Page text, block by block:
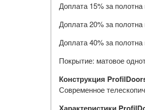
Доплата 15% за
Доплата 20% за
Доплата 40% за
Покрытие: матовое
Конструкция
Современное